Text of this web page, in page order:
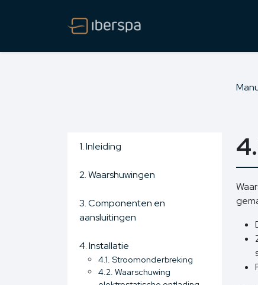
1. Inleiding
2. Waarshuwingen
3. Componenten en
aansluitingen
4. Installatie
4.1. Stroomonderbreking
4.2. Waarschuwing